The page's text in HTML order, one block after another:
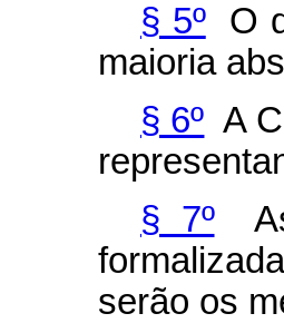
§ 5ºO
maioria
§ 6º A
§ 7ºAs
serão os